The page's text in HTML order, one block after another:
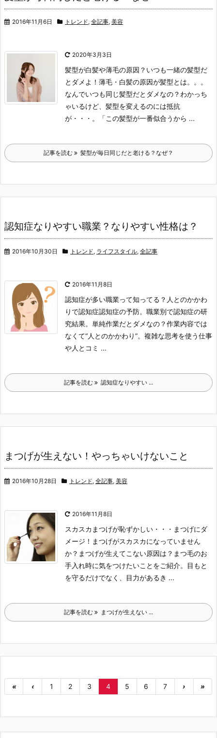
2016年11月6日 トレンド, 全記事, 美容
2020年3月3日
髪型が白髪や薄毛の原因？いつも一緒の髪型だ
とダメよ！ 薄毛・白髪の原因が髪型とは。。。
なんでいつも同じ髪型だとダメなの？ わかっち
ゃいるけど、髪型を変えるのには抵抗
が・・・。
「この髪型が一番似合うから ...
記事を読む 髪型が毎日同じだと老ける？なぜ？
認知症なりやすい職業？なりやすい性格は？
2016年10月30日 トレンド, ライフスタイル, 全記事
2016年11月8日
認知症が多い職業って知ってる？人とのかかわ
りで認知症認知症の予防。 職業別で認知症の研
究結果。 単純作業だとダメなの？作業内容では
なくて“人とのかかわり”。 複雑な思考を使う仕事
や人とコミ ...
記事を読む 認知症なりやすい ...
まつげが生えない！やっちゃいけないこと
2016年10月28日 トレンド, 全記事, 美容
2016年11月8日
スカスカまつげが恥ずかしい・・・まつげにダ
メージ！ まつげがスカスカになっていません
か？ まつげが生えてこない原因は？ まつ毛のお
手入れ時に気をつけたいことをご紹介。
目もと
を守るだけでなく、目力があるき ...
記事を読む まつげが生えない ...
« ‹ 1 2 3 4 5 6 7 › »